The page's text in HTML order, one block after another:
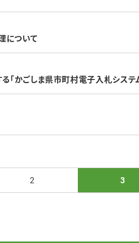
について
かごしま県市町村電子入札システ
2 3